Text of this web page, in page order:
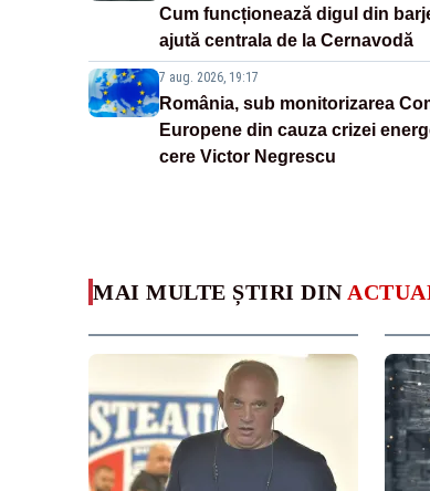
Cum funcționează digul din
ajută centrala de la Cernavodă
7 aug. 2026, 19:17
România, sub monitorizarea
Europene din cauza crizei
cere Victor Negrescu
MAI MULTE ȘTIRI DIN